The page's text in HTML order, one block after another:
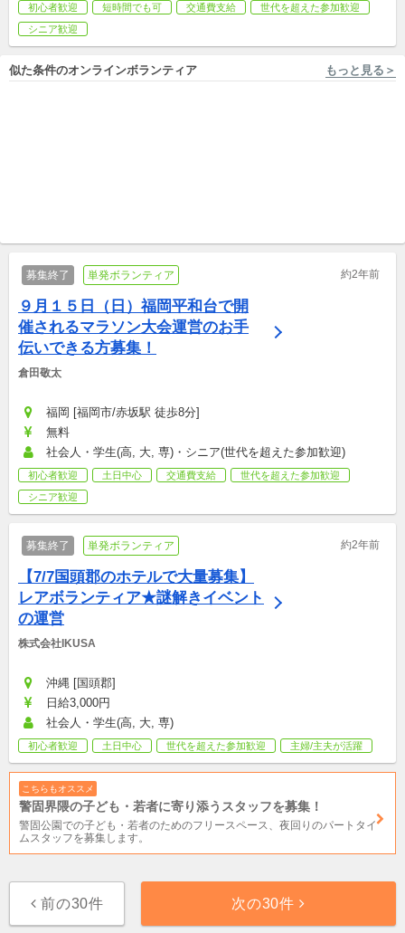
初心者歓迎 短時間でも可 交通費支給
世代を超えた参加歓迎
シニア歓迎
似た条件のオンラインボランティア もっと見る＞
募集終了 単発ボランティア 約2年前
９月１５日（日）福岡平和台で開
催されるマラソン大会運営のお手
伝いできる方募集！
倉田敬太
福岡 [福岡市/赤坂駅 徒歩8分]
無料
社会人・学生(高, 大, 専)・シニア(世代を超えた参加歓迎)
初心者歓迎 土日中心 交通費支給
世代を超えた参加歓迎
シニア歓迎
募集終了 単発ボランティア 約2年前
【7/7国頭郡のホテルで大量募集】
レアボランティア★謎解きイベント
の運営
株式会社IKUSA
沖縄 [国頭郡]
日給3,000円
社会人・学生(高, 大, 専)
初心者歓迎 土日中心 世代を超えた参加歓迎 主婦/主夫が活躍
こちらもオススメ
警固界隈の子ども・若者に寄り添うスタッフを募集！
警固公園での子ども・若者のためのフリースペース、夜回りのパートタイ
ムスタッフを募集します。
前の30件 次の30件